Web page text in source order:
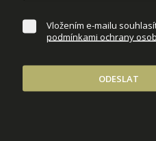
Vložením e-mailu
podmínkami ochrany
ODESLAT